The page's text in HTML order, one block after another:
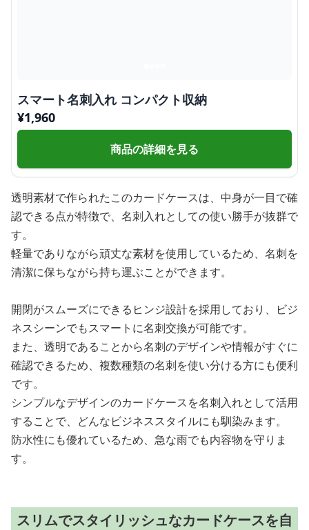
スマート名刺入れ コンパクト収納
¥1,960
商品の詳細を見る
透明素材で作られたこのカードケースは、中身が一目で確
認できる点が特徴で、名刺入れとしての使い勝手が抜群で
す。
軽量でありながら頑丈な素材を使用しているため、名刺を
清潔に保ちながら持ち運ぶことができます。
開閉がスムーズにできるヒンジ設計を採用しており、ビジ
ネスシーンでもスマートに名刺交換が可能です。
また、透明であることから名刺のデザインや情報がすぐに
確認できるため、複数種類の名刺を使い分ける方にも便利
です。
シンプルなデザインのカードケースを名刺入れとして活用
することで、どんなビジネススタイルにも馴染みます。
防水性にも優れているため、急な雨でも内容物を守りま
す。
スリムでスタイリッシュなカードケースを自